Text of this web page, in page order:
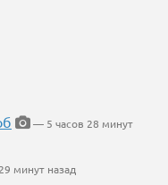
— 5 часов 28 минут
минут назад